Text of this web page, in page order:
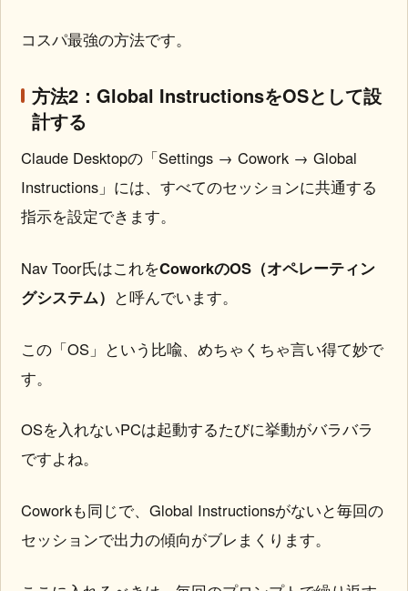
コスパ最強の方法です。
方法2：Global InstructionsをOSとして設
計する
Claude Desktopの「Settings → Cowork → Global
Instructions」には、すべてのセッションに共通する
指示を設定できます。
Nav Toor氏はこれをCoworkのOS（オペレーティン
グシステム） と呼んでいます。
この「OS」という比喩、めちゃくちゃ言い得て妙で
す。
OSを入れないPCは起動するたびに挙動がバラバラ
ですよね。
Coworkも同じで、Global Instructionsがないと毎回の
セッションで出力の傾向がブレまくります。